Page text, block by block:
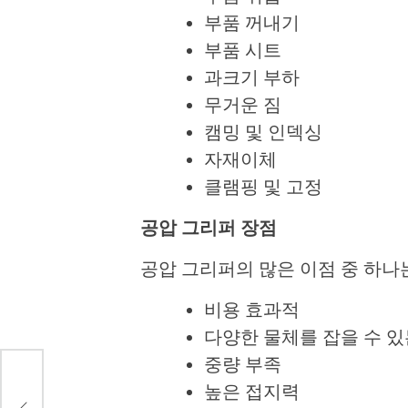
부품 꺼내기
부품 시트
과크기 부하
무거운 짐
캠밍 및 인덱싱
자재이체
클램핑 및 고정
공압 그리퍼 장점
공압 그리퍼의 많은 이점 중 하나
비용 효과적
다양한 물체를 잡을 수 있
중량 부족
높은 접지력